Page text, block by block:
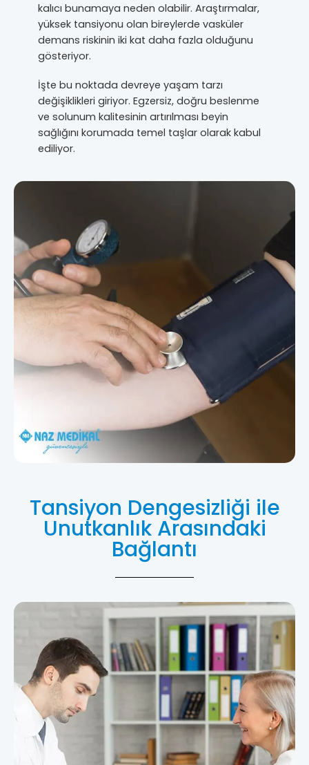
kalıcı bunamaya neden olabilir. Araştırmalar,
yüksek tansiyonu olan bireylerde vasküler
demans riskinin iki kat daha fazla olduğunu
gösteriyor.
İşte bu noktada devreye yaşam tarzı
değişiklikleri giriyor. Egzersiz, doğru beslenme
ve solunum kalitesinin artırılması beyin
sağlığını korumada temel taşlar olarak kabul
ediliyor.
Tansiyon Dengesizliği ile
Unutkanlık Arasındaki
Bağlantı